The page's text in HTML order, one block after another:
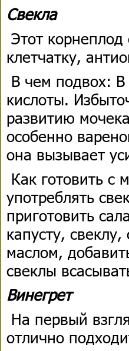
Свекла
Этот
клетчатку,
В чем подвох: В
кислоты.
развитию
особенно
она вызывает
Как готовить с
употреблять
приготовить
капусту,
маслом,
свеклы
Винегрет
На первый
отлично